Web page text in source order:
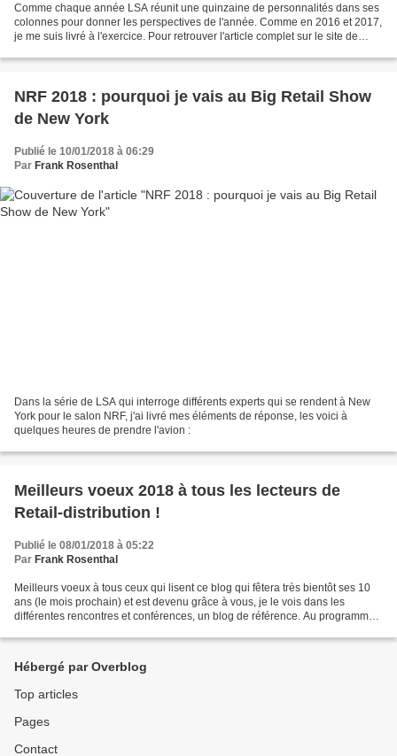
Comme chaque année LSA réunit une quinzaine de personnalités dans ses
colonnes pour donner les perspectives de l'année. Comme en 2016 et 2017,
je me suis livré à l'exercice. Pour retrouver l'article complet sur le site de
NRF 2018 : pourquoi je vais au Big Retail Show
de New York
Publié le 10/01/2018 à 06:29
Par Frank Rosenthal
Dans la série de LSA qui interroge différents experts qui se rendent à New
York pour le salon NRF, j'ai livré mes éléments de réponse, les voici à
quelques heures de prendre l'avion :
Meilleurs voeux 2018 à tous les lecteurs de
Retail-distribution !
Publié le 08/01/2018 à 05:22
Par Frank Rosenthal
Meilleurs voeux à tous ceux qui lisent ce blog qui fêtera très bientôt ses 10
ans (le mois prochain) et est devenu grâce à vous, je le vois dans les
différentes rencontres et conférences, un blog de référence. Au programme
Hébergé par Overblog
Top articles
Pages
Contact